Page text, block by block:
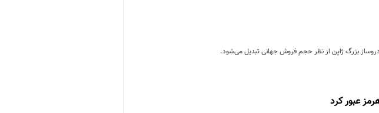
بزرگ ژاپن از نظر حجم فروش جهانی تبدیل می‌شود.
عبور کرد